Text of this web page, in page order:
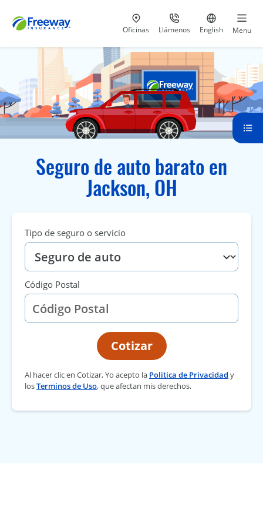
Visita nuestras
Oficinas Llámenos
al 800-441-5533
Ir al sitio
English Menu
Seguro de auto barato en
Jackson, OH
Tipo de seguro o servicio
Código Postal
Cotizar
Al hacer clic en Cotizar, Yo acepto la Politica de Privacidad y
losTerminos de Uso, que afectan mis derechos.